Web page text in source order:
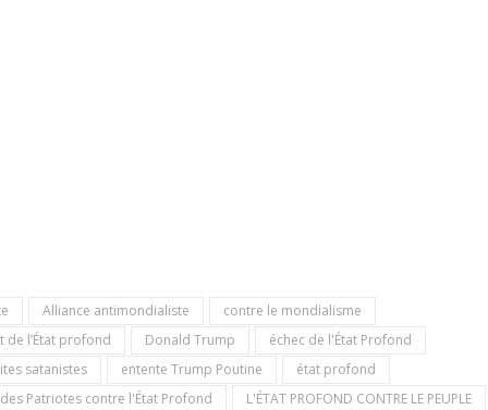
Alliance antimondialiste
contre le mondialisme
de l’État profond
Donald Trump
échec de l'État Profond
satanistes
entente Trump Poutine
état profond
Patriotes contre l'État Profond
L'ÉTAT PROFOND CONTRE LE PEUPLE